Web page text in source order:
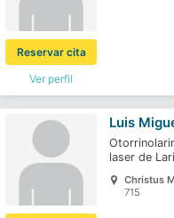
Ver perfil
Reservar cita
Luis
laser de
Christus
715